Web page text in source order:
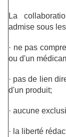
La
admise sous
· ne pas
ou d'un
· pas de lien
d'un produit;
· aucune
· la liberté